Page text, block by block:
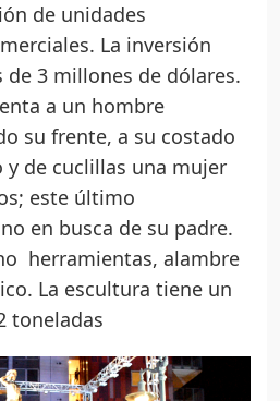
de unidades
La inversión
de 3 millones de dólares.
a un hombre
su frente, a su costado
y de cuclillas una mujer
este último
en busca de su padre.
herramientas, alambre
La escultura tiene un
toneladas